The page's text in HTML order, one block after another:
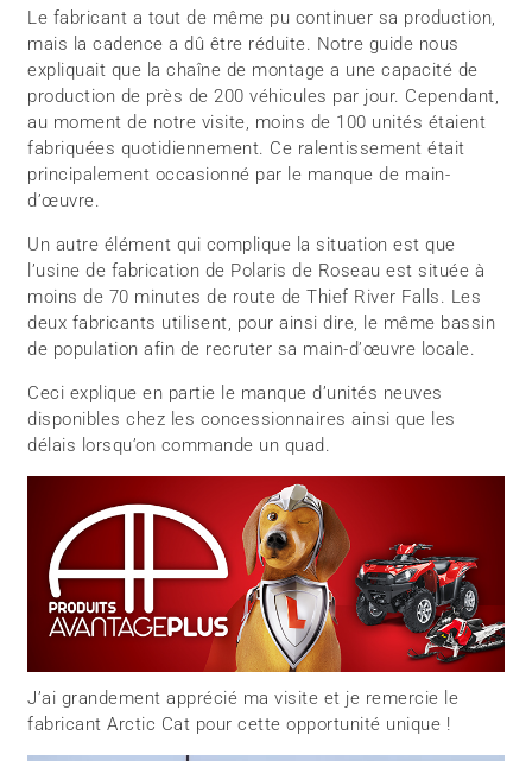
Le fabricant a tout de même pu continuer sa production,
mais la cadence a dû être réduite. Notre guide nous
expliquait que la chaîne de montage a une capacité de
production de près de 200 véhicules par jour. Cependant,
au moment de notre visite, moins de 100 unités étaient
fabriquées quotidiennement. Ce ralentissement était
principalement occasionné par le manque de main-
d’œuvre.
Un autre élément qui complique la situation est que
l’usine de fabrication de Polaris de Roseau est située à
moins de 70 minutes de route de Thief River Falls. Les
deux fabricants utilisent, pour ainsi dire, le même bassin
de population afin de recruter sa main-d’œuvre locale.
Ceci explique en partie le manque d’unités neuves
disponibles chez les concessionnaires ainsi que les
délais lorsqu’on commande un quad.
J’ai grandement apprécié ma visite et je remercie le
fabricant Arctic Cat pour cette opportunité unique !